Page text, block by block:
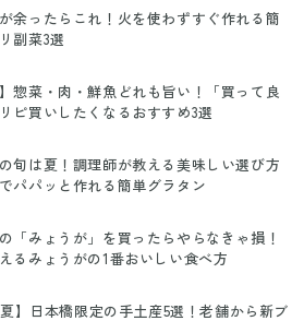
余ったらこれ！火を使わずすぐ作れる簡
副菜3選
】惣菜・肉・鮮魚どれも旨い！「買って良
ピ買いしたくなるおすすめ3選
旬は夏！調理師が教える美味しい選び方
パパッと作れる簡単グラタン
「みょうが」を買ったらやらなきゃ損！
るみょうがの1番おいしい食べ方
夏】日本橋限定の手土産5選！老舗から新ブ